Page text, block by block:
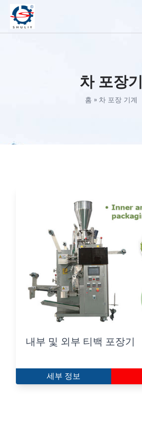
차 포장기
홈 » 차 포장 기계
내부 및 외부 티백 포장기
세부 정보